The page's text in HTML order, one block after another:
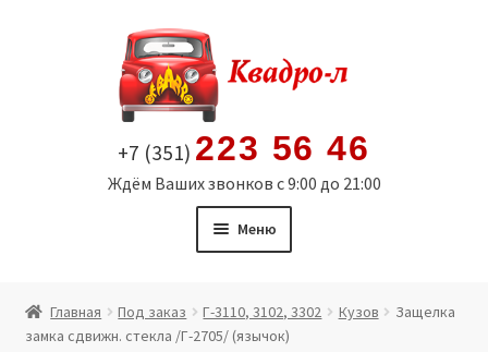
содержимому
+7 (351) 223 56 46
Ждём Ваших звонков с 9:00 до 21:00
Меню
Витрина
Главная Под заказ Г-3110, 3102, 3302 Кузов
Защелка
замка сдвижн. стекла /Г-2705/ (язычок)